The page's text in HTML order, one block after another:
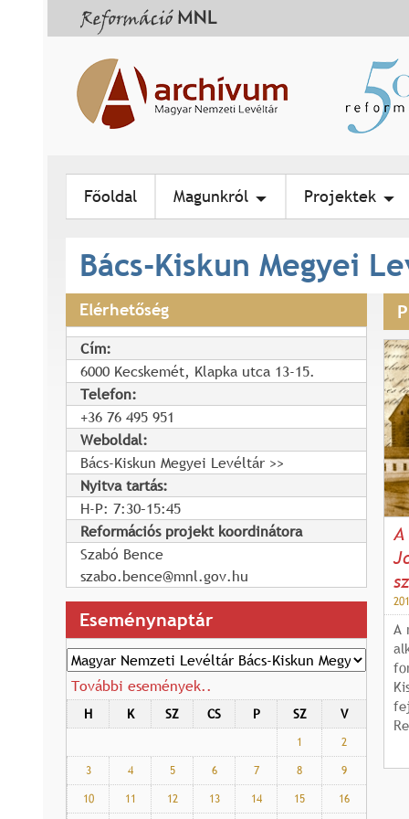
Főoldal Magunkról Projektek
Bács-Kiskun Megyei
Elérhetőség
Cím:
6000 Kecskemét, Klapka utca 13-15.
Telefon:
+36 76 495 951
Weboldal:
Bács-Kiskun Megyei Levéltár
Nyitva tartás:
H-P: 7:30–15:45
Reformációs projekt koordinátora
Szabó Bence
szabo.bence@mnl.gov.hu
Eseménynaptár
További események..
H K SZ CS P SZ
V
1
2
3
4 5 6 7 8
9
10
11 12 13 14 15
16
A